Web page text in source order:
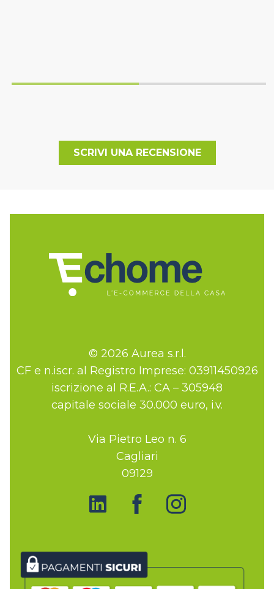
SCRIVI UNA RECENSIONE
© 2026 Aurea s.r.l.
CF e n.iscr. al Registro Imprese: 03911450926
iscrizione al R.E.A.: CA – 305948
capitale sociale 30.000 euro, i.v.
Via Pietro Leo n. 6
Cagliari
09129